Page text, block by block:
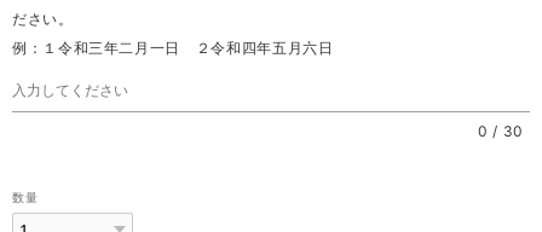
ださい。
例：１令和三年二月一日 ２令和四年五月六日
0 / 30
数量